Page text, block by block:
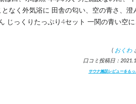
なく外気浴に 田舎の匂い、空の青さ、澄
じっくりたっぷり4セット 一関の青い空に
( おくわ
口コミ投稿日：
サウナ施設レビューをもっ